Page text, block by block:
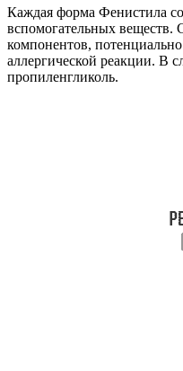
Каждая форма Фенистила
вспомогательных веществ.
компонентов,
аллергической реакции. В
пропиленгликоль.